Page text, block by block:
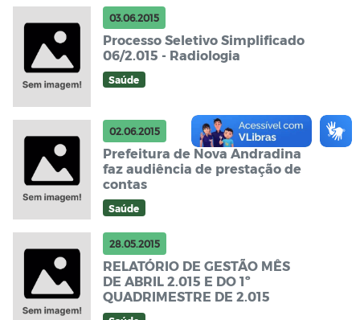
03.06.2015
Processo Seletivo Simplificado
06/2.015 - Radiologia
Saúde
02.06.2015
Prefeitura de Nova Andradina
faz audiência de prestação de
contas
Saúde
28.05.2015
RELATÓRIO DE GESTÃO MÊS
DE ABRIL 2.015 E DO 1º
QUADRIMESTRE DE 2.015